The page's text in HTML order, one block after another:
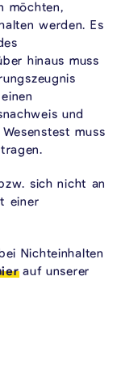
möchten,
werden. Es
hinaus muss
und
muss
sich nicht an
einer
Nichteinhalten
auf unserer